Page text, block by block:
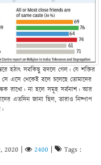
হঠাৎ সবকিছু বদলে গেল। যে শক্তির
সে এসে থেকেই বলে চলেছে তোমাদের
রাখো। না হলে সমূহ সর্বনাশ। আর
এতদিন জানা ছিল, তারাও নিষ্পাপ
2020 2400 Tags :